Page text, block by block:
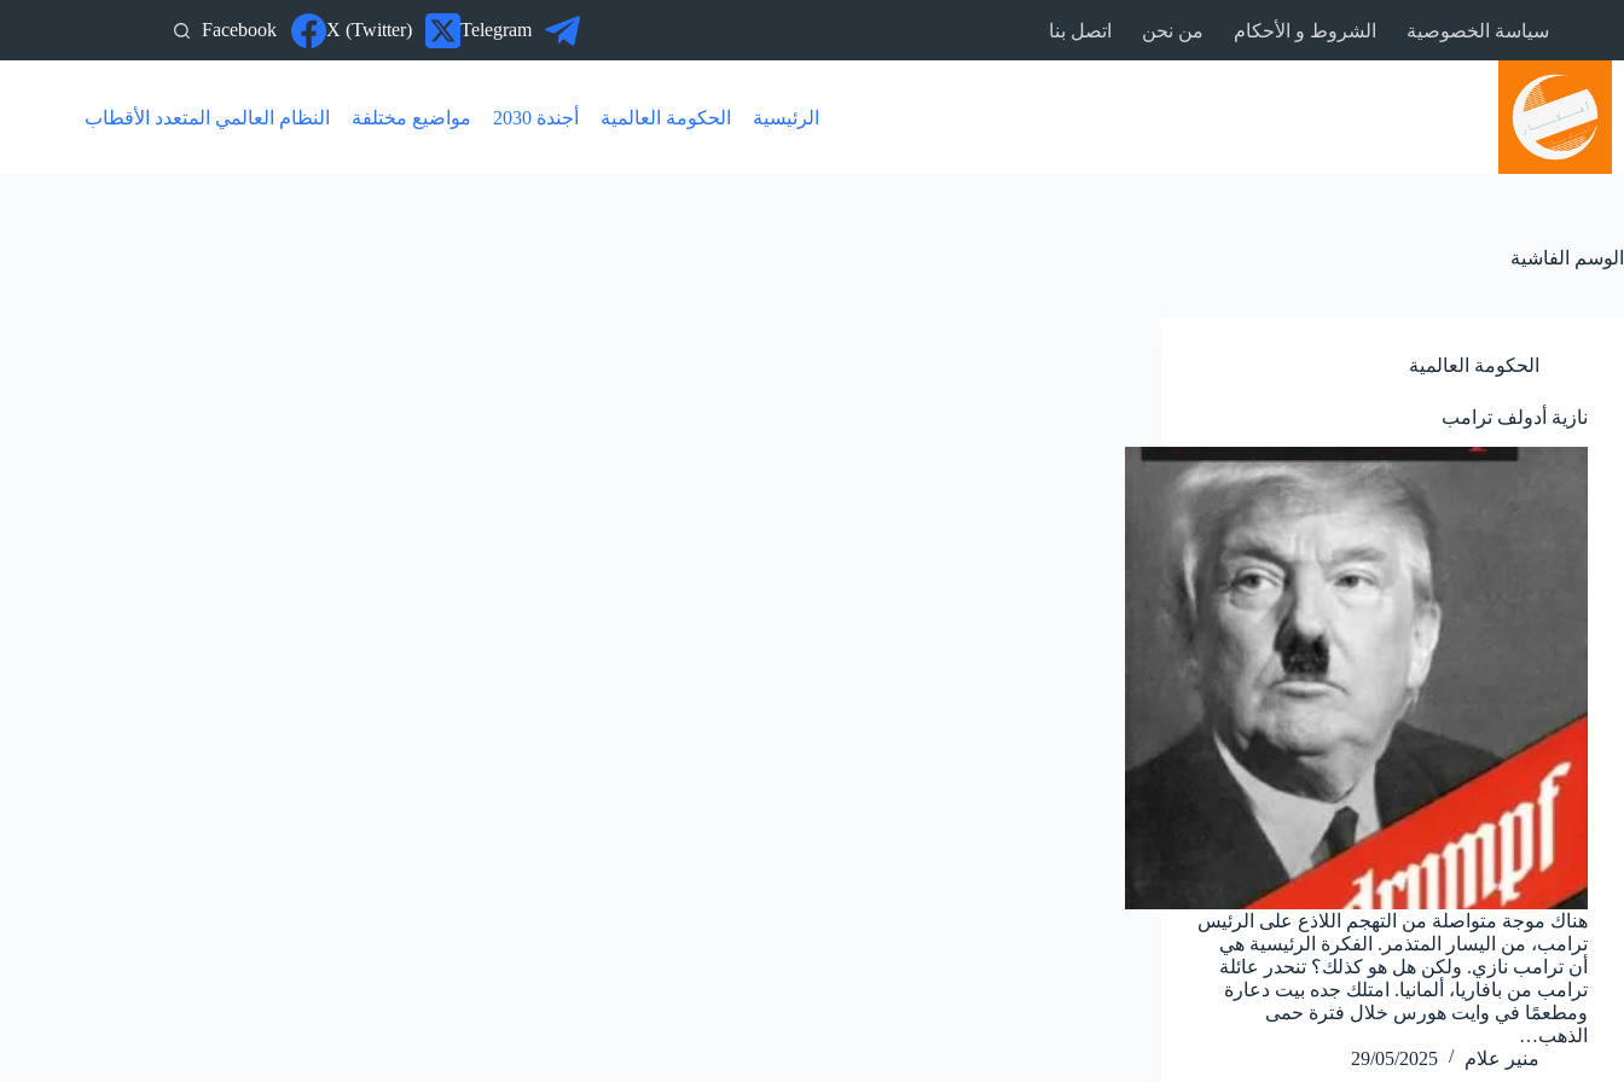
المحتوى
سياسة الخصوصية الشروط و الأحكام من نحن اتصل بنا Telegram
X (Twitter)
Facebook
الرئيسية الحكومة العالمية أجندة 2030 مواضيع مختلفة النظام العالمي المتعدد الأقطاب
الوسم الفاشية
الحكومة العالمية
نازية أدولف ترامب
هناك موجة متواصلة من التهجم اللاذع على الرئيس
ترامب، من اليسار المتذمر. الفكرة الرئيسية هي
أن ترامب نازي. ولكن هل هو كذلك؟ تنحدر عائلة
ترامب من بافاريا، ألمانيا. امتلك جده بيت دعارة
ومطعمًا في وايت هورس خلال فترة حمى
الذهب…
منير علام
29/05/2025